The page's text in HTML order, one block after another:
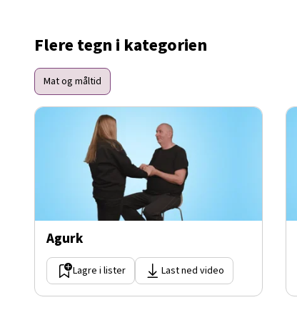
Flere tegn i kategorien
Mat og måltid
Agurk
Lagre i lister Last ned video